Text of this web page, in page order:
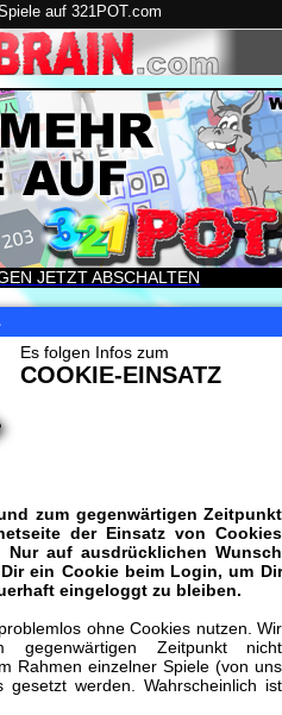
auf 321POT.com
JETZT ABSCHALTEN
Es folgen Infos zum
COOKIE-EINSATZ
zum gegenwärtigen Zeitpunkt
der Einsatz von Cookies
Nur auf ausdrücklichen Wunsch
ein Cookie beim Login, um Dir
eingeloggt zu bleiben.
ohne Cookies nutzen. Wir
gegenwärtigen Zeitpunkt nicht
Rahmen einzelner Spiele (von uns
gesetzt werden. Wahrscheinlich ist